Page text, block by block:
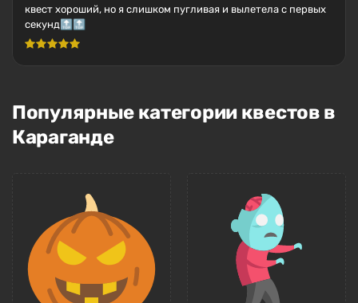
квест хороший, но я слишком пугливая и вылетела с первых
секунд🔝🔝
Популярные категории квестов в
Караганде